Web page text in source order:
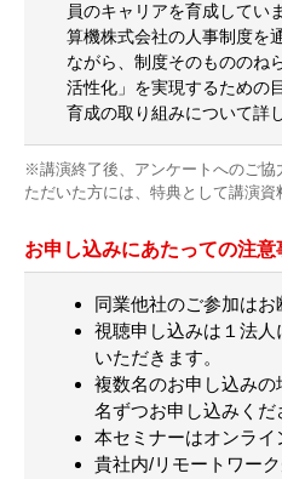
員のキャリアを育成してい
算機株式会社の人事制度を
ながら、制度そのもののね
活性化」を実現するための
育成の取り組みについて詳
※講演終了後、アンケートへのご
ただいた方には、特典として講演資
お申し込みにあたっての注意
同業他社のご参加はお
視聴申し込みは１法
いただきます。
複数名のお申し込み
名ずつお申し込みくだ
本セミナーはオンライ
貴社内/リモートワー